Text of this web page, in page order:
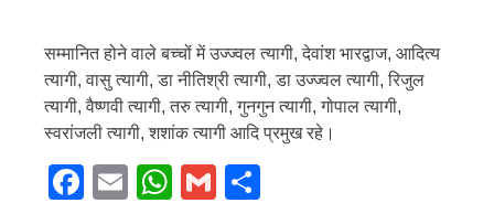
सम्मानित होने वाले बच्चों में उज्ज्वल त्यागी, देवांश भारद्वाज, आदित्य
त्यागी, वासु त्यागी, डा नीतिश्री त्यागी, डा उज्ज्वल त्यागी, रिजुल
त्यागी, वैष्णवी त्यागी, तरु त्यागी, गुनगुन त्यागी, गोपाल त्यागी,
स्वरांजली त्यागी, शशांक त्यागी आदि प्रमुख रहे।
Facebook
EmailWhatsApp
Gmail